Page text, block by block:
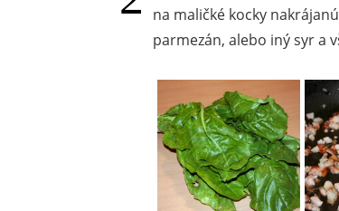
na maličké kocky
parmezán, alebo iný syr a